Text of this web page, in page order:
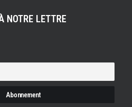
NOTRE LETTRE